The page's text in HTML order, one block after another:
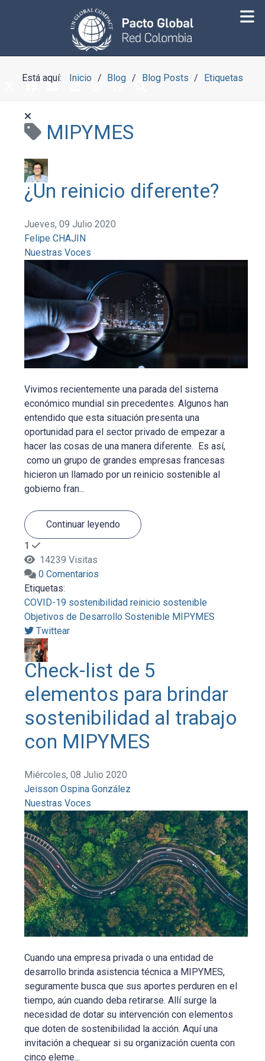
Está aquí: Inicio Blog Blog Posts Etiquetas
MIPYMES
¿Un reinicio diferente?
Jueves, 09 Julio 2020
Felipe CHAJIN
Nuestras Voces
Vivimos recientemente una parada del sistema
económico mundial sin precedentes. Algunos han
entendido que esta situación presenta una
oportunidad para el sector privado de empezar a
hacer las cosas de una manera diferente. Es así,
como un grupo de grandes empresas francesas
hicieron un llamado por un reinicio sostenible al
gobierno fran...
Continuar leyendo
1
14239 Visitas
0 Comentarios
Etiquetas:
COVID-19 sostenibilidad reinicio sostenible
Objetivos de Desarrollo Sostenible MIPYMES
Twittear
Check-list de 5
elementos para brindar
sostenibilidad al trabajo
con MIPYMES
Miércoles, 08 Julio 2020
Jeisson Ospina González
Nuestras Voces
Cuando una empresa privada o una entidad de
desarrollo brinda asistencia técnica a MIPYMES,
seguramente busca que sus aportes perduren en el
tiempo, aún cuando deba retirarse. Allí surge la
necesidad de dotar su intervención con elementos
que doten de sostenibilidad la acción. Aquí una
invitación a chequear si su organización cuenta con
cinco eleme...